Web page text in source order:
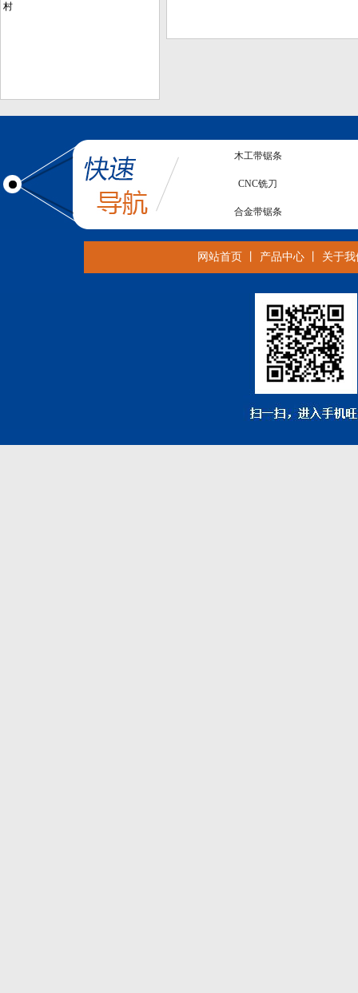
村
木工带锯条
CNC铣刀
合金带锯条
亚克力锯片
金刚石螺旋铣刀
合金锯条
双金属锯条
网站首页 产品中心 关于我